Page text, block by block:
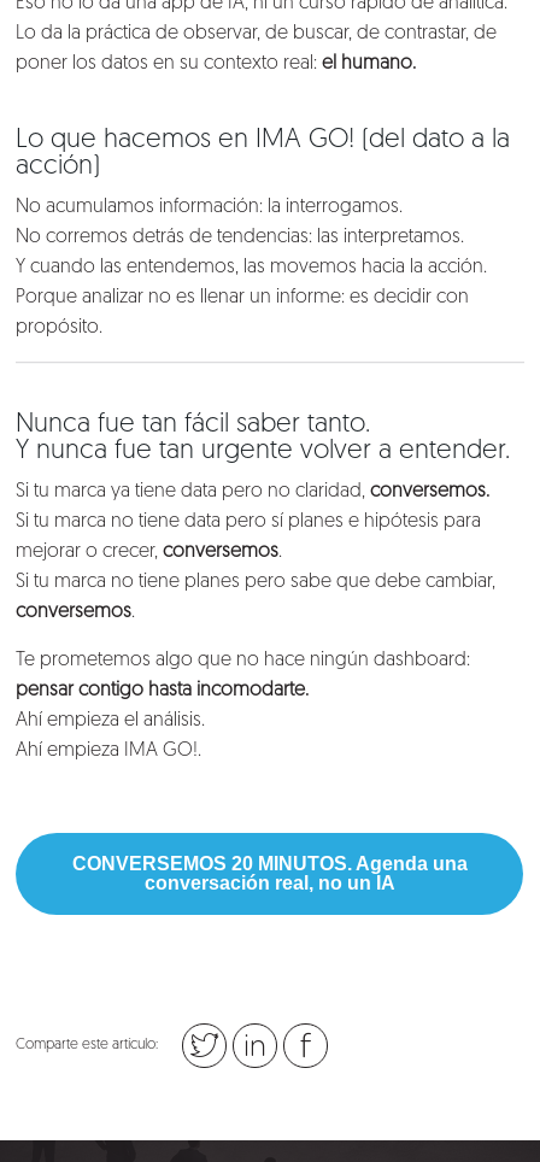
Lo da la práctica de observar, de buscar, de contrastar, de
poner los datos en su contexto real:el humano.
Lo que hacemos en IMA GO! (del dato a la
acción)
No acumulamos información: la interrogamos.
No corremos detrás de tendencias: las interpretamos.
Y cuando las entendemos, las movemos hacia la acción.
Porque analizar no es llenar un informe: es decidir con
propósito.
Nunca fue tan fácil saber tanto.
Y nunca fue tan urgente volver a entender.
Si tu marca ya tiene data pero no claridad,conversemos.
Si tu marca no tiene data pero sí planes e hipótesis para
mejorar o crecer,conversemos.
Si tu marca no tiene planes pero sabe que debe cambiar,
conversemos.
Te prometemos algo que no hace ningún dashboard:
pensar contigo hasta incomodarte.
Ahí empieza el análisis.
Ahí empieza IMA GO!.
CONVERSEMOS 20 MINUTOS. Agenda una
conversación real, no un IA
Comparte este artículo: